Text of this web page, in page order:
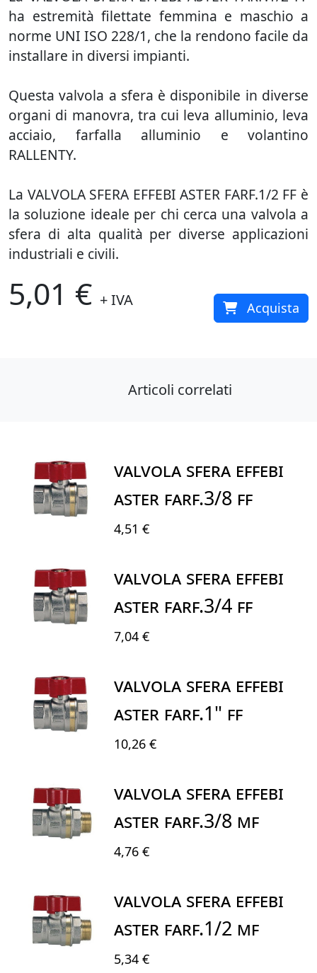
ha estremità filettate femmina e maschio a
norme UNI ISO 228/1, che la rendono facile da
installare in diversi impianti.
Questa valvola a sfera è disponibile in diverse
organi di manovra, tra cui leva alluminio, leva
acciaio, farfalla alluminio e volantino
RALLENTY.
La VALVOLA SFERA EFFEBI ASTER FARF.1/2 FF è
la soluzione ideale per chi cerca una valvola a
sfera di alta qualità per diverse applicazioni
industriali e civili.
5,01 € + IVA Acquista
Articoli correlati
VALVOLA SFERA EFFEBI
ASTER FARF.3/8 FF
4,51 €
VALVOLA SFERA EFFEBI
ASTER FARF.3/4 FF
7,04 €
VALVOLA SFERA EFFEBI
ASTER FARF.1" FF
10,26 €
VALVOLA SFERA EFFEBI
ASTER FARF.3/8 MF
4,76 €
VALVOLA SFERA EFFEBI
ASTER FARF.1/2 MF
5,34 €